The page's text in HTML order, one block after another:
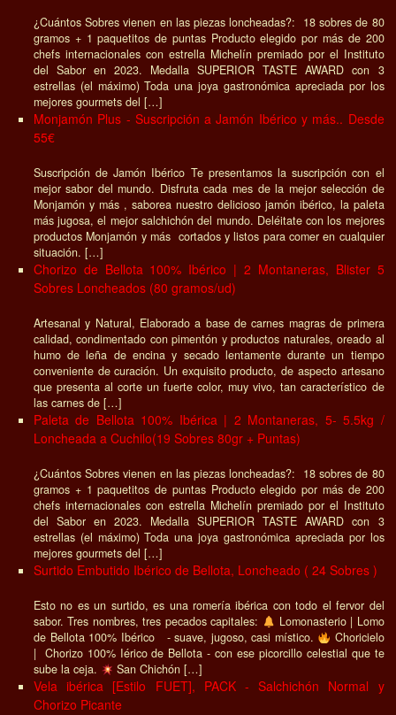
¿Cuántos Sobres vienen en las piezas loncheadas?: 18 sobres de 80
gramos + 1 paquetitos de puntas Producto elegido por más de 200
chefs internacionales con estrella Michelín premiado por el Instituto
del Sabor en 2023. Medalla SUPERIOR TASTE AWARD con 3
estrellas (el máximo) Toda una joya gastronómica apreciada por los
mejores gourmets del […]
Monjamón Plus - Suscripción a Jamón Ibérico y más.. Desde
55€
Suscripción de Jamón Ibérico Te presentamos la suscripción con el
mejor sabor del mundo. Disfruta cada mes de la mejor selección de
Monjamón y más , saborea nuestro delicioso jamón ibérico, la paleta
más jugosa, el mejor salchichón del mundo. Deléitate con los mejores
productos Monjamón y más cortados y listos para comer en cualquier
situación. […]
Chorizo de Bellota 100% Ibérico | 2 Montaneras, Blister 5
Sobres Loncheados (80 gramos/ud)
Artesanal y Natural, Elaborado a base de carnes magras de primera
calidad, condimentado con pimentón y productos naturales, oreado al
humo de leña de encina y secado lentamente durante un tiempo
conveniente de curación. Un exquisito producto, de aspecto artesano
que presenta al corte un fuerte color, muy vivo, tan característico de
las carnes de […]
Paleta de Bellota 100% Ibérica | 2 Montaneras, 5- 5.5kg /
Loncheada a Cuchilo(19 Sobres 80gr + Puntas)
¿Cuántos Sobres vienen en las piezas loncheadas?: 18 sobres de 80
gramos + 1 paquetitos de puntas Producto elegido por más de 200
chefs internacionales con estrella Michelín premiado por el Instituto
del Sabor en 2023. Medalla SUPERIOR TASTE AWARD con 3
estrellas (el máximo) Toda una joya gastronómica apreciada por los
mejores gourmets del […]
Surtido Embutido Ibérico de Bellota, Loncheado ( 24 Sobres )
Esto no es un surtido, es una romería ibérica con todo el fervor del
sabor. Tres nombres, tres pecados capitales:
Lomonasterio | Lomo
de Bellota 100% Ibérico - suave, jugoso, casi místico.
Choricielo
| Chorizo 100% Iérico de Bellota - con ese picorcillo celestial que te
sube la ceja.
San Chichón […]
Vela ibérica [Estilo FUET], PACK - Salchichón Normal y
Chorizo Picante